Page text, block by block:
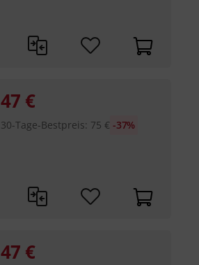
47 €
30-Tage-Bestpreis: 75 € -37%
47 €